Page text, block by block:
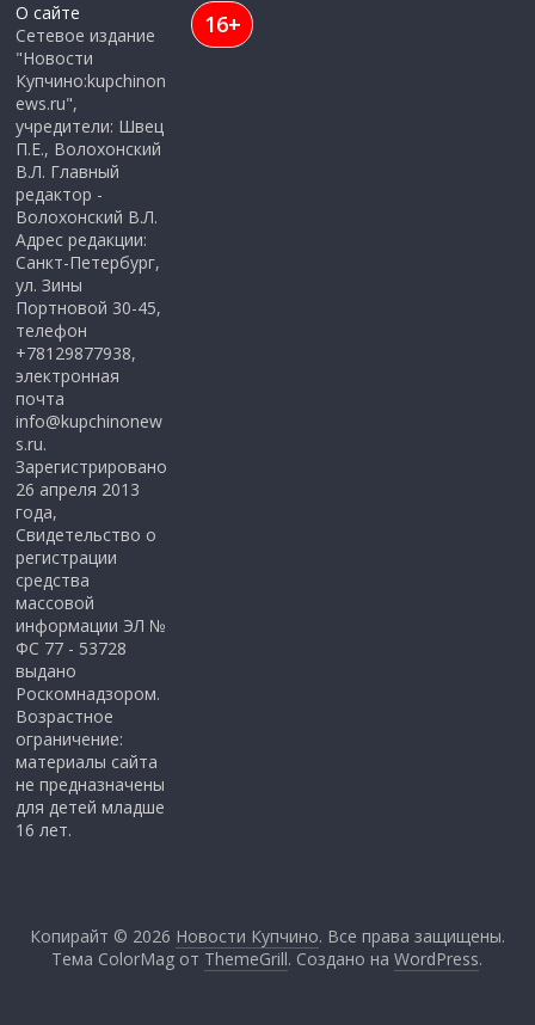
О сайте
Сетевое издание
"Новости
Купчино:kupchinon
ews.ru",
учредители: Швец
П.Е., Волохонский
В.Л. Главный
редактор -
Волохонский В.Л.
Адрес редакции:
Санкт-Петербург,
ул. Зины
Портновой 30-45,
телефон
+78129877938,
электронная
почта
info@kupchinonew
s.ru.
Зарегистрировано
26 апреля 2013
года,
Свидетельство о
регистрации
средства
массовой
информации ЭЛ №
ФС 77 - 53728
выдано
Роскомнадзором.
Возрастное
ограничение:
материалы сайта
не предназначены
для детей младше
16 лет.
16+
Копирайт © 2026 Новости Купчино. Все права защищены.
Тема ColorMag от ThemeGrill. Создано наWordPress.